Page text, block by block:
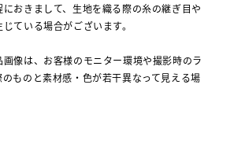
おきまして、生地を織る際の糸の継ぎ目や
ている場合がございます。
像は、お客様のモニター環境や撮影時のラ
ものと素材感・色が若干異なって見える場